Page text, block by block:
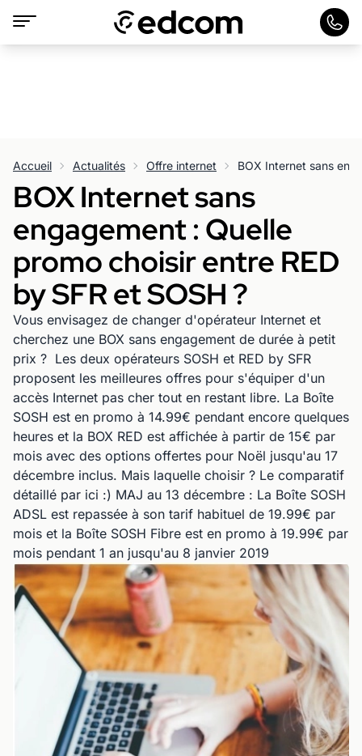
Accueil Actualités Offre internet
BOX Internet sans
engagement : Quelle
promo choisir entre RED
by SFR et SOSH ?
Vous envisagez de changer d'opérateur Internet et
cherchez une BOX sans engagement de durée à petit
prix ? Les deux opérateurs SOSH et RED by SFR
proposent les meilleures offres pour s'équiper d'un
accès Internet pas cher tout en restant libre. La Boîte
SOSH est en promo à 14.99€ pendant encore quelques
heures et la BOX RED est affichée à partir de 15€ par
mois avec des options offertes pour Noël jusqu'au 17
décembre inclus. Mais laquelle choisir ? Le comparatif
détaillé par ici :) MAJ au 13 décembre : La Boîte SOSH
ADSL est repassée à son tarif habituel de 19.99€ par
mois et la Boîte SOSH Fibre est en promo à 19.99€ par
mois pendant 1 an jusqu'au 8 janvier 2019